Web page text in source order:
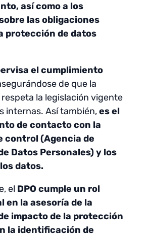
así como a los
las obligaciones
protección de datos
el cumplimiento
de que la
la legislación vigente
internas. Así también,es el
de contacto con la
control (Agencia de
Datos Personales) y los
datos.
el DPO cumple un rol
en la asesoría de la
impacto de la protección
la identificación de